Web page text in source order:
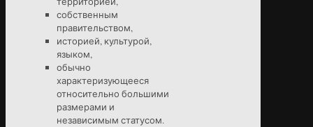
собственным
правительством,
историей, культурой,
языком,
обычно
характеризующееся
относительно большими
размерами и
независимым статусом.